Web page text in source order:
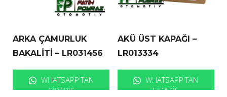
ARKA ÇAMURLUK
BAKALİTİ – LR031456
WHATSAPP'TAN
SIPARIŞ
AKÜ ÜST KAPAĞI –
LR013334
WHATSAPP'TAN
SIPARIŞ